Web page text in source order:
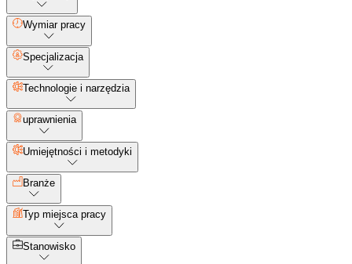
Wymiar pracy
Specjalizacja
Technologie i narzędzia
uprawnienia
Umiejętności i metodyki
Branże
Typ miejsca pracy
Stanowisko